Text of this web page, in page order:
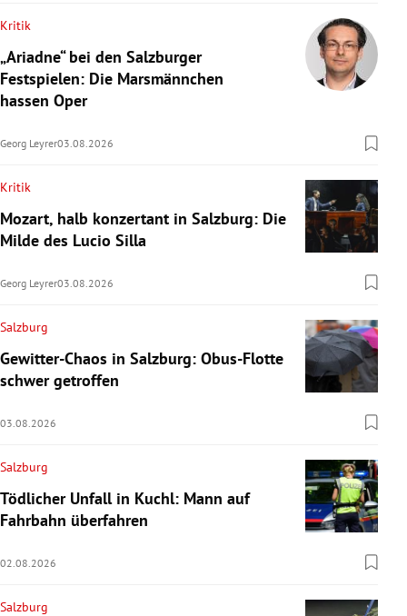
Kritik
„Ariadne“ bei den Salzburger
Festspielen: Die Marsmännchen
hassen Oper
Georg Leyrer03.08.2026
Kritik
Mozart, halb konzertant in Salzburg: Die
Milde des Lucio Silla
Georg Leyrer03.08.2026
Salzburg
Gewitter-Chaos in Salzburg: Obus-Flotte
schwer getroffen
03.08.2026
Salzburg
Tödlicher Unfall in Kuchl: Mann auf
Fahrbahn überfahren
02.08.2026
Salzburg